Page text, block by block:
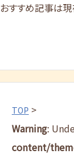
おすすめ記事は
TOP >
Warning:
content/